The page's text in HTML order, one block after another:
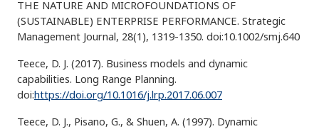
THE NATURE AND MICROFOUNDATIONS OF
(SUSTAINABLE) ENTERPRISE PERFORMANCE. Strategic
Management Journal, 28(1), 1319-1350. doi:10.1002/smj.640
Teece, D. J. (2017). Business models and dynamic
capabilities. Long Range Planning.
doi:https://doi.org/10.1016/j.lrp.2017.06.007
Teece, D. J., Pisano, G., & Shuen, A. (1997). Dynamic